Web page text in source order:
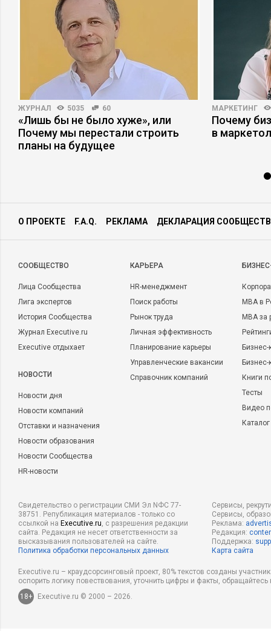
ЖУРНАЛ 5035 60
«Лишь бы не было хуже», или
Почему мы перестали строить
планы на будущее
МАРКЕТИНГ
Почему
в
О ПРОЕКТЕ F.A.Q. РЕКЛАМА ДЕКЛАРАЦИЯ
CООБЩЕСТВО
Лица Сообщества
Лига экспертов
История Сообщества
Журнал Executive.ru
Executive отдыхает
НОВОСТИ
Новости дня
Новости компаний
Отставки и назначения
Новости образования
Новости Сообщества
HR-новости
КАРЬЕРА
HR-менеджмент
Поиск работы
Рынок труда
Личная эффективность
Планирование карьеры
Управленческие вакансии
Справочник компаний
MBA в
MBA
Бизнес-
Книги
Тесты
Видео
Свидетельство о регистрации СМИ Эл NФС 77-
38751. Републикация материалов - только со
ссылкой на Executive.ru, с разрешения редакции
сайта. Редакция не несет ответственности за
высказывания пользователей на сайте.
Политика обработки персональных данных
Сервисы,
Сервисы,
Реклама:
Редакция:
Поддержка:
Карта сайта
Executive.ru – краудсорсинговый проект, 80% текстов созданы
оспорить логику повествования, уточнить цифры и факты,
18+
Executive.ru © 2000 – 2026.